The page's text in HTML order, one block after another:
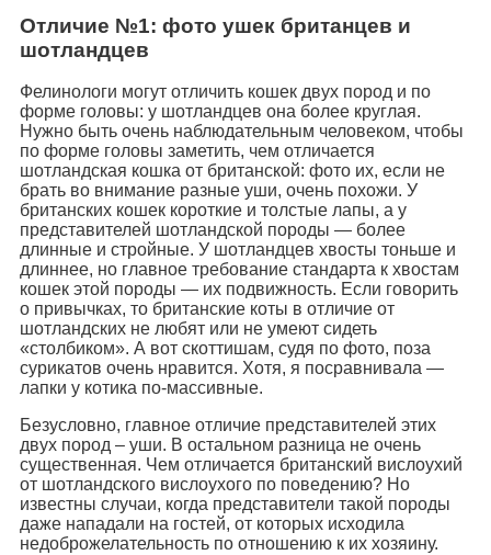
Отличие №1: фото ушек британцев и
шотландцев
Фелинологи могут отличить кошек двух пород и по
форме головы: у шотландцев она более круглая.
Нужно быть очень наблюдательным человеком, чтобы
по форме головы заметить, чем отличается
шотландская кошка от британской: фото их, если не
брать во внимание разные уши, очень похожи. У
британских кошек короткие и толстые лапы, а у
представителей шотландской породы — более
длинные и стройные. У шотландцев хвосты тоньше и
длиннее, но главное требование стандарта к хвостам
кошек этой породы — их подвижность. Если говорить
о привычках, то британские коты в отличие от
шотландских не любят или не умеют сидеть
«столбиком». А вот скоттишам, судя по фото, поза
сурикатов очень нравится. Хотя, я посравнивала —
лапки у котика по-массивные.
Безусловно, главное отличие представителей этих
двух пород – уши. В остальном разница не очень
существенная. Чем отличается британский вислоухий
от шотландского вислоухого по поведению? Но
известны случаи, когда представители такой породы
даже нападали на гостей, от которых исходила
недоброжелательность по отношению к их хозяину.